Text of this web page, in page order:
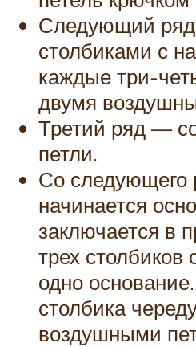
Следующий
столбиками с
каждые три-
двумя
Третий ряд —
петли.
Со следующего
начинается
заключается в
трех столбиков
одно
столбика
воздушными